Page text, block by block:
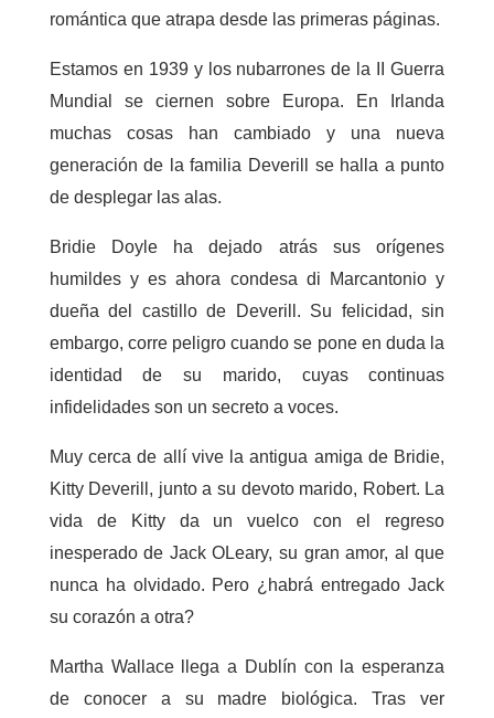
romántica que atrapa desde las primeras páginas.
Estamos en 1939 y los nubarrones de la II Guerra
Mundial se ciernen sobre Europa. En Irlanda
muchas cosas han cambiado y una nueva
generación de la familia Deverill se halla a punto
de desplegar las alas.
Bridie Doyle ha dejado atrás sus orígenes
humildes y es ahora condesa di Marcantonio y
dueña del castillo de Deverill. Su felicidad, sin
embargo, corre peligro cuando se pone en duda la
identidad de su marido, cuyas continuas
infidelidades son un secreto a voces.
Muy cerca de allí vive la antigua amiga de Bridie,
Kitty Deverill, junto a su devoto marido, Robert. La
vida de Kitty da un vuelco con el regreso
inesperado de Jack OLeary, su gran amor, al que
nunca ha olvidado. Pero ¿habrá entregado Jack
su corazón a otra?
Martha Wallace llega a Dublín con la esperanza
de conocer a su madre biológica. Tras ver